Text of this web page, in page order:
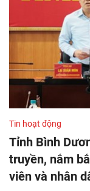
Tin hoạt động
Tỉnh Bình
truyền, nắm
viên và nhân